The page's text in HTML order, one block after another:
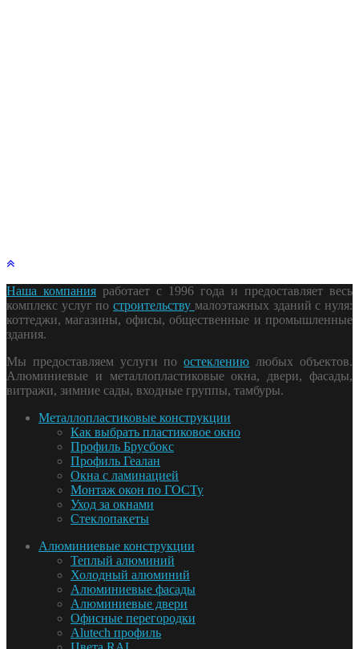
Наша компания работает с 1996 года и предоставляет весь
комплекс услуг построительству малоэтажных зданий с нуля:
коттеджи, магазины, офисы, общественные и промышленные
здания.
Мы предоставляем услуги поостеклению любых объектов.
Алюминиевые и металлопластиковые окна, двери, фасады,
витражи, зимние сады, входные группы, тамбуры.
Металлопластиковые конструкции
Как выбрать пластиковое окно
Профиль Брусбокс
Профиль Геалан
Окна с ламинацией
Монтаж окон по ГОСТу
Уход за окнами
Стеклопакеты
Алюминиевые конструкции
Теплый алюминий
Холодный алюминий
Алюминиевые фасады
Алюминиевые двери
Офисные перегородки
Alutech профиль